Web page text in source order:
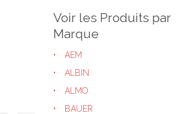
Voir les Produits par
Marque
AEM
ALBIN
ALMO
BAUER